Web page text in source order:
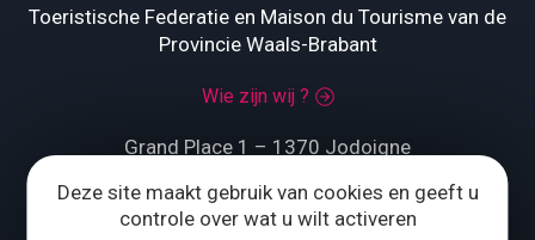
Deze site maakt gebruik van cookies en geeft u
controle over wat u wilt activeren
Toeristische Federatie en Maison du Tourisme van de
Provincie Waals-Brabant
Wie zijn wij ?
Grand Place 1 – 1370 Jodoigne
Tél.+32 (0) 10 56 09 70